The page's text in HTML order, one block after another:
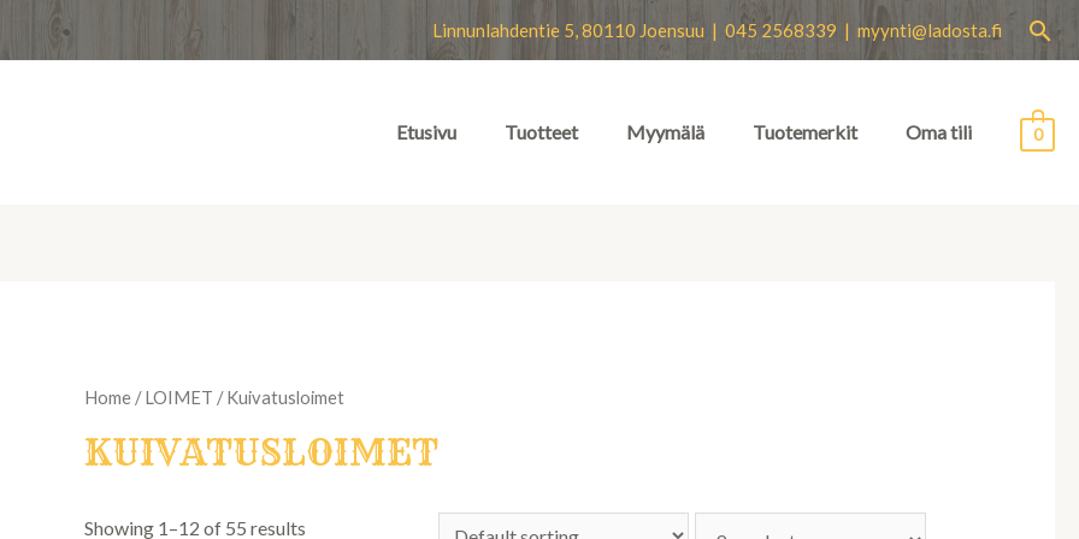
Linnunlahdentie 5, 80110 Joensuu | 045 2568339 | myynti@ladosta.fi Hae
Etusivu Tuotteet Myymälä Tuotemerkit Oma tili 0
Home/LOIMET / Kuivatusloimet
KUIVATUSLOIMET
Showing 1–12 of 55 results